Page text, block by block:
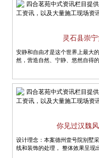
灵石县崇
安静和自由才是这个世界上最大
然，营造自然、宁静、悠然自得
你见过汉魏
设计理念：本案德州壹号院别墅
线和装饰的处理， 整体效果呈现